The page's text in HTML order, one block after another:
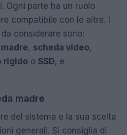
Ogni parte ha un ruolo
compatibile con le altre. I
considerare sono:
, scheda video,
rigido o SSD, e
madre
del sistema e la sua scelta
generali. Si consiglia di